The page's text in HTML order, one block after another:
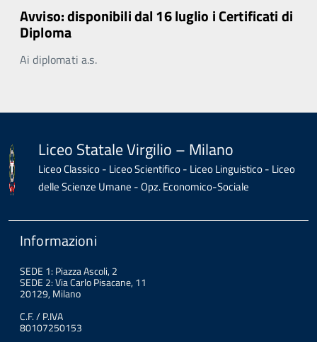
Avviso: disponibili dal 16 luglio i Certificati di
Diploma
Ai diplomati a.s.
Liceo Statale Virgilio – Milano
Liceo Classico - Liceo Scientifico - Liceo Linguistico - Liceo
delle Scienze Umane - Opz. Economico-Sociale
Informazioni
SEDE 1: Piazza Ascoli, 2
SEDE 2: Via Carlo Pisacane, 11
20129, Milano
C.F. / P.IVA
80107250153